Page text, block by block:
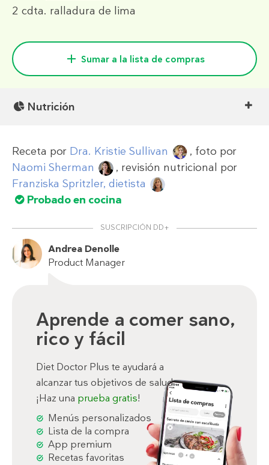
2 cdta. ralladura de lima
Sumar a la lista de compras
Nutrición
Receta por Dra. Kristie Sullivan
, foto por
Naomi Sherman
, revisión nutricional por
Franziska Spritzler, dietista
Probado en cocina
SUSCRIPCIÓN DD+
Andrea Denolle
Product Manager
Aprende a comer sano,
rico y fácil
Diet Doctor Plus te ayudará a
alcanzar tus objetivos de salud.
¡Haz una prueba gratis!
Menús personalizados
Lista de la compra
App premium
Recetas favoritas